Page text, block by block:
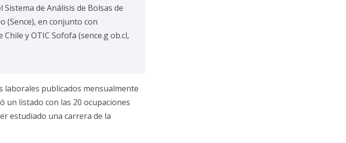
de Análisis de Bolsas de
(Sence), en conjunto con
Chile y OTIC Sofofa (sence.g ob.cl,
laborales publicados mensualmente
un listado con las 20 ocupaciones
estudiado una carrera de la